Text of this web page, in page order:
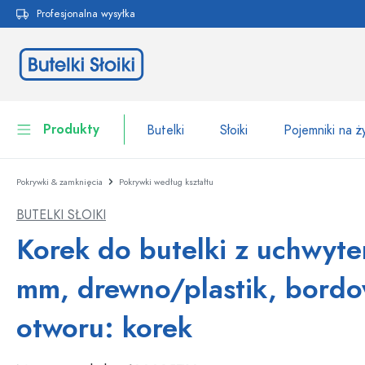
Przejdź do głównej nawigacji
Profesjonalna wysyłka
Produkty Butelki Słoiki Pojemniki na
Butelki
Pojemniki na żywność
Naczynia
Opakowania kosmetyczne
Butelki według marki
Butelki WECK
Butelki według funkcji
Pokrywki & zamknięcia Pokrywki według kształtu
BUTELKI SŁOIKI
Korek do butelki z
mm, drewno/plastik,
otworu: korek